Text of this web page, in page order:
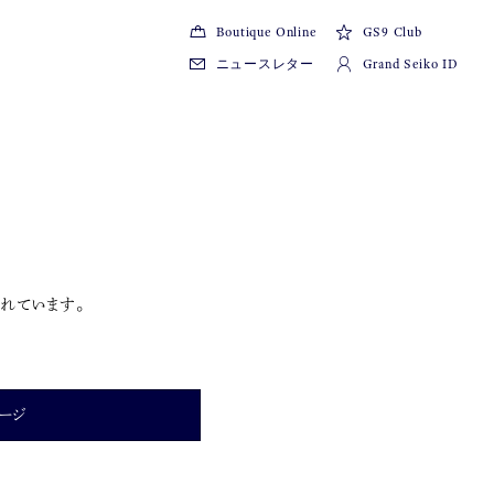
Boutique Online GS9 Club
ニュースレター Grand Seiko ID
ています。
ジ